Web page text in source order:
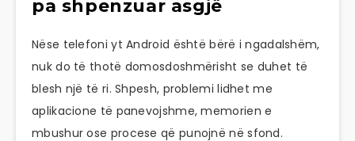
pa shpenzuar asgjë
Nëse telefoni yt Android është bërë i ngadalshëm,
nuk do të thotë domosdoshmërisht se duhet të
blesh një të ri. Shpesh, problemi lidhet me
aplikacione të panevojshme, memorien e
mbushur ose procese që punojnë në sfond.